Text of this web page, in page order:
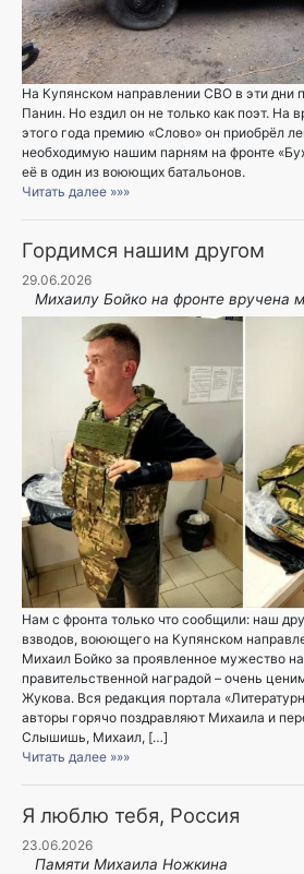
На Купянском направлении СВО в эти дни
Панин. Но ездил он не только как поэт. На
этого года премию «Слово» он приобрёл
необходимую нашим парням на фронте
её в один из воюющих батальонов.
Читать далее »»»
Гордимся нашим другом
29.06.2026
Михаилу Бойко на фронте вручена
Нам с фронта только что сообщили: наш
взводов, воюющего на Купянском
Михаил Бойко за проявленное мужество
правительственной наградой – очень
Жукова. Вся редакция портала
авторы горячо поздравляют Михаила и
Слышишь, Михаил, […]
Читать далее »»»
Я люблю тебя, Россия
23.06.2026
Памяти Михаила Ножкина